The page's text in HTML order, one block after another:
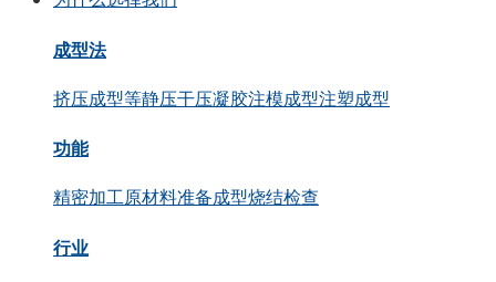
成型法
挤压成型等静压干压凝胶注模成型注塑成型
功能
精密加工原材料准备成型烧结检查
行业